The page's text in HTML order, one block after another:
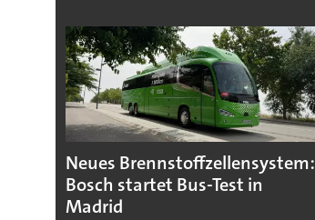
Neues Brennstoffzellensystem:
Bosch startet Bus-Test in
Madrid